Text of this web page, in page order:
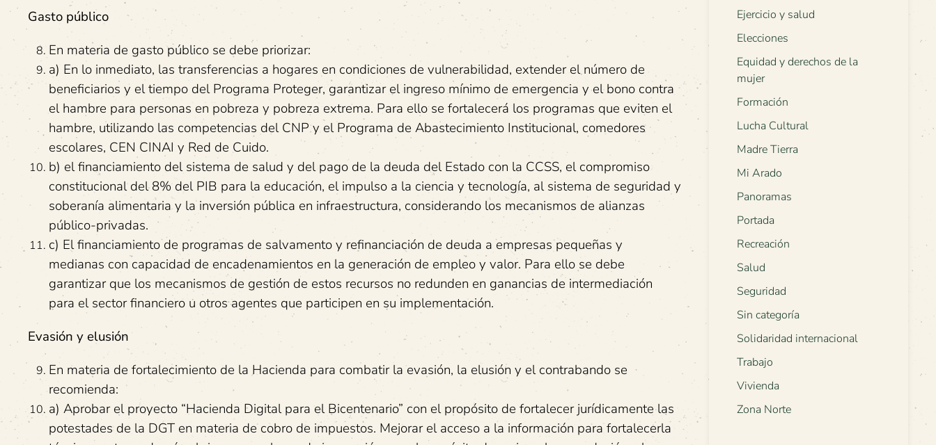
Gasto público
En materia de gasto público se debe priorizar:
a) En lo inmediato, las transferencias a hogares en condiciones de vulnerabilidad, extender el número de
beneficiarios y el tiempo del Programa Proteger, garantizar el ingreso mínimo de emergencia y el bono contra
el hambre para personas en pobreza y pobreza extrema. Para ello se fortalecerá los programas que eviten el
hambre, utilizando las competencias del CNP y el Programa de Abastecimiento Institucional, comedores
escolares, CEN CINAI y Red de Cuido.
b) el financiamiento del sistema de salud y del pago de la deuda del Estado con la CCSS, el compromiso
constitucional del 8% del PIB para la educación, el impulso a la ciencia y tecnología, al sistema de seguridad y
soberanía alimentaria y la inversión pública en infraestructura, considerando los mecanismos de alianzas
público-privadas.
c) El financiamiento de programas de salvamento y refinanciación de deuda a empresas pequeñas y
medianas con capacidad de encadenamientos en la generación de empleo y valor. Para ello se debe
garantizar que los mecanismos de gestión de estos recursos no redunden en ganancias de intermediación
para el sector financiero u otros agentes que participen en su implementación.
Evasión y elusión
En materia de fortalecimiento de la Hacienda para combatir la evasión, la elusión y el contrabando se
recomienda:
a) Aprobar el proyecto “Hacienda Digital para el Bicentenario” con el propósito de fortalecer jurídicamente las
potestades de la DGT en materia de cobro de impuestos. Mejorar el acceso a la información para fortalecerla
Ejercicio y salud
Elecciones
Equidad y derechos de la
mujer
Formación
Lucha Cultural
Madre Tierra
Mi Arado
Panoramas
Portada
Recreación
Salud
Seguridad
Sin categoría
Solidaridad internacional
Trabajo
Vivienda
Zona Norte